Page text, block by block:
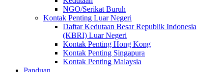
NGO/Serikat Buruh
Kontak Penting Luar Negeri
Daftar Kedutaan Besar Republik Indonesia
(KBRI) Luar Negeri
Kontak Penting Hong Kong
Kontak Penting Singapura
Kontak Penting Malaysia
Panduan